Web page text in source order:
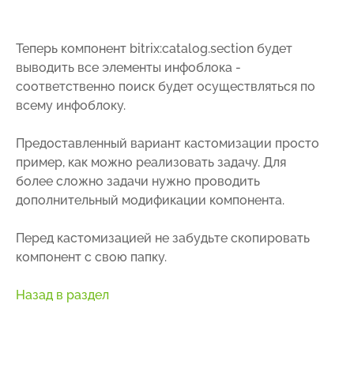
Теперь компонент bitrix:catalog.section будет
выводить все элементы инфоблока -
соответственно поиск будет осуществляться по
всему инфоблоку.
Предоставленный вариант кастомизации просто
пример, как можно реализовать задачу. Для
более сложно задачи нужно проводить
дополнительный модификации компонента.
Перед кастомизацией не забудьте скопировать
компонент с свою папку.
Назад в раздел